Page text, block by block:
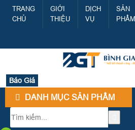
TRANG
CHỦ
GIỚI
THIỆU
DỊCH
VỤ
SẢN
PHẨM
Báo Giá
DANH MỤC SẢN PHẨM